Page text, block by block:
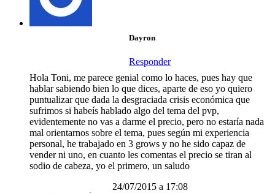
Dayron
Responder
Hola Toni, me parece genial como lo haces, pues hay que
hablar sabiendo bien lo que dices, aparte de eso yo quiero
puntualizar que dada la desgraciada crisis económica que
sufrimos si habeís hablado algo del tema del pvp,
evidentemente no vas a darme el precio, pero no estaría nada
mal orientarnos sobre el tema, pues según mi experiencia
personal, he trabajado en 3 grows y no he sido capaz de
vender ni uno, en cuanto les comentas el precio se tiran al
sodio de cabeza, yo el primero, un saludo
24/07/2015 a 17:08